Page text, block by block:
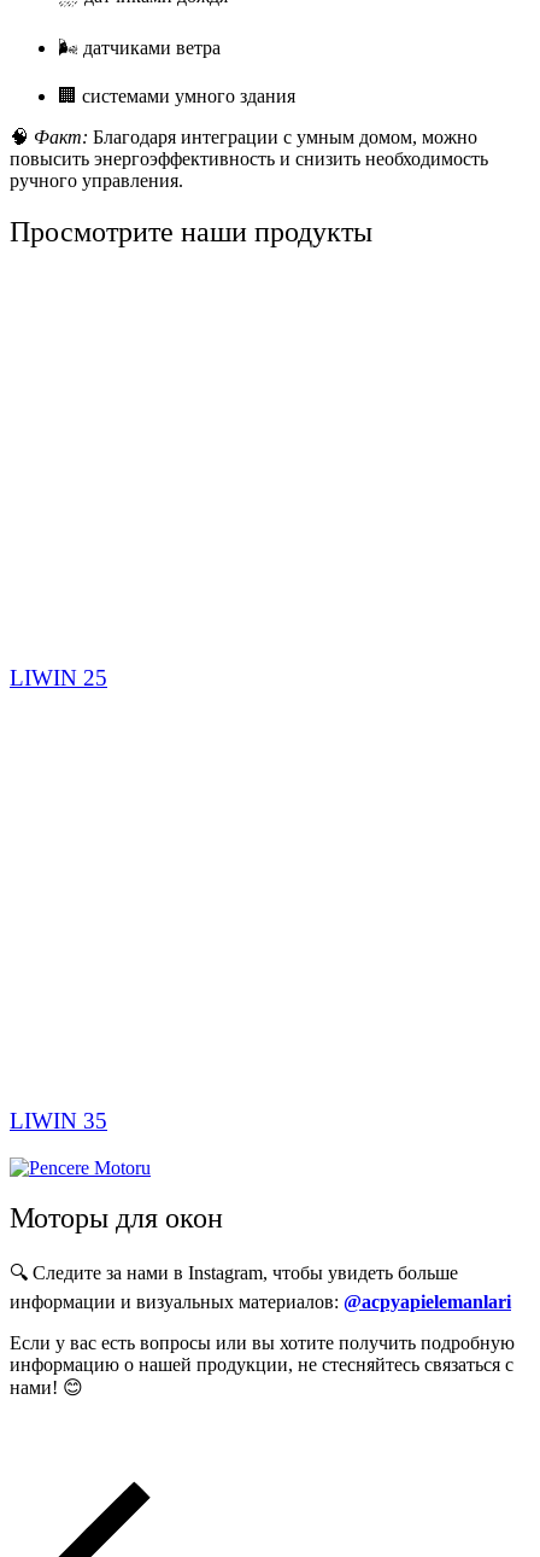
🌬️ датчиками ветра
🏢 системами умного здания
🧠 Факт: Благодаря интеграции с умным домом, можно
повысить энергоэффективность и снизить необходимость
ручного управления.
Просмотрите наши продукты
LIWIN 25
LIWIN 35
Моторы для окон
🔍 Следите за нами в Instagram, чтобы увидеть больше
информации и визуальных материалов: @acpyapielemanlari
Если у вас есть вопросы или вы хотите получить подробную
информацию о нашей продукции, не стесняйтесь связаться с
нами! 😊